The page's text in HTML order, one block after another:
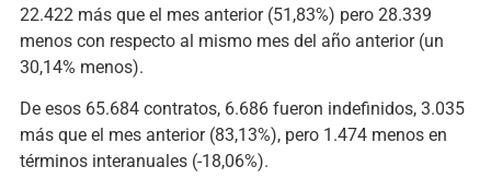
22.422 más que el mes anterior (51,83%) pero 28.339
menos con respecto al mismo mes del año anterior (un
30,14% menos).
De esos 65.684 contratos, 6.686 fueron indefinidos, 3.035
más que el mes anterior (83,13%), pero 1.474 menos en
términos interanuales (-18,06%).